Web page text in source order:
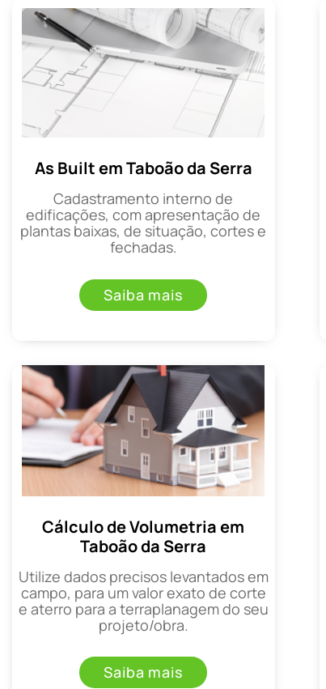
As Built em Taboão da Serra
Cadastramento interno de
edificações, com apresentação de
plantas baixas, de situação, cortes e
fechadas.
Saiba mais
Cálculo de Volumetria em
Taboão da Serra
Utilize dados precisos levantados em
campo, para um valor exato de corte
e aterro para a terraplanagem do seu
projeto/obra.
Saiba mais